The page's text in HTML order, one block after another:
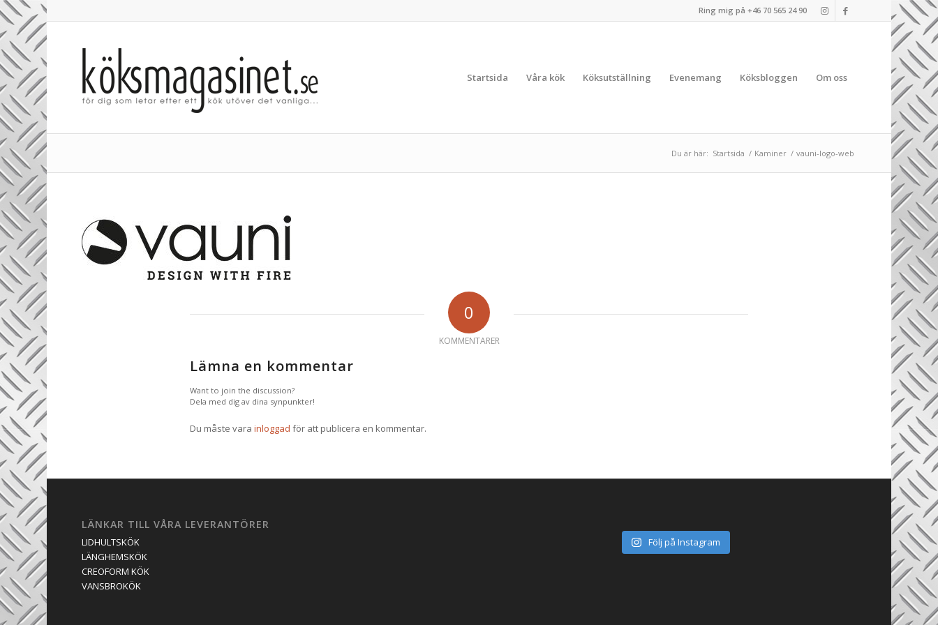
Ring mig på +46 70 565 24 90
Startsida Våra kök Köksutställning Evenemang Köksbloggen Om oss
Du är här: Startsida / Kaminer / vauni-logo-web
0
KOMMENTARER
Lämna en kommentar
Want to join the discussion?
Dela med dig av dina synpunkter!
Du måste vara inloggad för att publicera en kommentar.
LÄNKAR TILL VÅRA LEVERANTÖRER
LIDHULTSKÖK
LÄNGHEMSKÖK
CREOFORM KÖK
VANSBROKÖK
Följ på Instagram